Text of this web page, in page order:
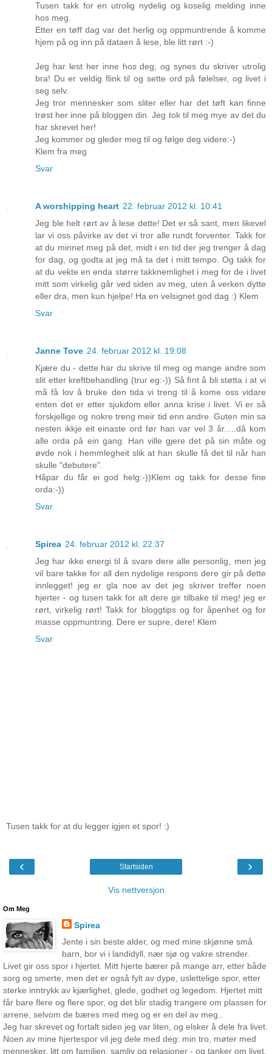
Tusen takk for en utrolig nydelig og koselig melding inne
hos meg.
Etter en tøff dag var det herlig og oppmuntrende å komme
hjem på og inn på dataen å lese, ble litt rørt :-)
Jeg har lest her inne hos deg, og synes du skriver utrolig
bra! Du er veldig flink til og sette ord på følelser, og livet i
seg selv.
Jeg tror mennesker som sliter eller har det tøft kan finne
trøst her inne på bloggen din. Jeg tok til meg mye av det du
har skrevet her!
Jeg kommer og gleder meg til og følge deg videre:-)
Klem fra meg
Svar
A worshipping heart 22. februar 2012 kl. 10:41
Jeg ble helt rørt av å lese dette! Det er så sant, men likevel
lar vi oss påvirke av det vi tror alle rundt forventer. Takk for
at du minnet meg på det, midt i en tid der jeg trenger å dag
for dag, og godta at jeg må ta det i mitt tempo. Og takk for
at du vekte en enda større takknemlighet i meg for de i livet
mitt som virkelig går ved siden av meg, uten å verken dytte
eller dra, men kun hjelpe! Ha en velsignet god dag :) Klem
Svar
Janne Tove 24. februar 2012 kl. 19:08
Kjære du - dette har du skrive til meg og mange andre som
slit etter kreftbehandling (trur eg:-)) Så fint å bli støtta i at vi
må få lov å bruke den tida vi treng til å kome oss vidare
enten det er etter sjukdom eller anna krise i livet. Vi er så
forskjellige og nokre treng meir tid enn andre. Guten min sa
nesten ikkje eit einaste ord før han var vel 3 år.....då kom
alle orda på ein gang. Han ville gjere det på sin måte og
øvde nok i hemmlegheit slik at han skulle få det til når han
skulle "debutere".
Håpar du får ei god helg:-))Klem og takk for desse fine
orda:-))
Svar
Spirea 24. februar 2012 kl. 22:37
Jeg har ikke energi til å svare dere alle personlig, men jeg
vil bare takke for all den nydelige respons dere gir på dette
innlegget! jeg er gla noe av det jeg skriver treffer noen
hjerter - og tusen takk for alt dere gir tilbake til meg! jeg er
rørt, virkelig rørt! Takk for bloggtips og for åpenhet og for
masse oppmuntring. Dere er supre, dere! Klem
Svar
Tusen takk for at du legger igjen et spor! :)
‹ ›
Startsiden
Vis nettversjon
Om Meg
Spirea
Jente i sin beste alder, og med mine skjønne små
barn, bor vi i landidyll, nær sjø og vakre strender.
Livet gir oss spor i hjertet. Mitt hjerte bærer på mange arr, etter både
sorg og smerte, men det er også fylt av dype, uslettelige spor, etter
sterke inntrykk av kjærlighet, glede, godhet og legedom. Hjertet mitt
får bare flere og flere spor, og det blir stadig trangere om plassen for
arrene, selvom de bæres med meg og er en del av meg..
Jeg har skrevet og fortalt siden jeg var liten, og elsker å dele fra livet.
Noen av mine hjertespor vil jeg dele med deg: min tro, møter med
mennesker, litt om familien, samliv og relasjoner - og tanker om livet.